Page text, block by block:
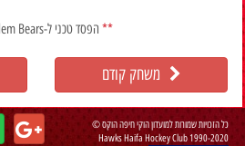
** הפסד טכני ל-Jerusalem Bears
משחק קודם
כל הזכויות שמורות למועדון הוקי חיפה הוקס ©
Hawks Haifa Hockey Club 1990-2020